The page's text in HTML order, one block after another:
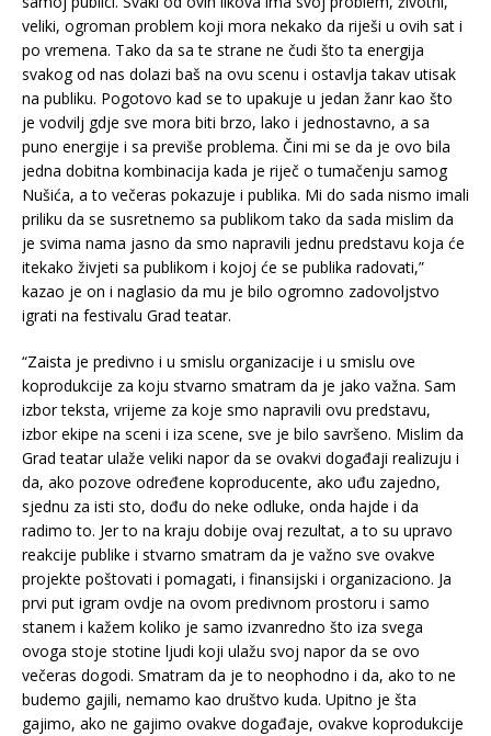
veliki, ogroman problem koji mora nekako da riješi u ovih sat i
po vremena. Tako da sa te strane ne čudi što ta energija
svakog od nas dolazi baš na ovu scenu i ostavlja takav utisak
na publiku. Pogotovo kad se to upakuje u jedan žanr kao što
je vodvilj gdje sve mora biti brzo, lako i jednostavno, a sa
puno energije i sa previše problema. Čini mi se da je ovo bila
jedna dobitna kombinacija kada je riječ o tumačenju samog
Nušića, a to večeras pokazuje i publika. Mi do sada nismo imali
priliku da se susretnemo sa publikom tako da sada mislim da
je svima nama jasno da smo napravili jednu predstavu koja će
itekako živjeti sa publikom i kojoj će se publika radovati,”
kazao je on i naglasio da mu je bilo ogromno zadovoljstvo
igrati na festivalu Grad teatar.
“Zaista je predivno i u smislu organizacije i u smislu ove
koprodukcije za koju stvarno smatram da je jako važna. Sam
izbor teksta, vrijeme za koje smo napravili ovu predstavu,
izbor ekipe na sceni i iza scene, sve je bilo savršeno. Mislim da
Grad teatar ulaže veliki napor da se ovakvi događaji realizuju i
da, ako pozove određene koproducente, ako uđu zajedno,
sjednu za isti sto, dođu do neke odluke, onda hajde i da
radimo to. Jer to na kraju dobije ovaj rezultat, a to su upravo
reakcije publike i stvarno smatram da je važno sve ovakve
projekte poštovati i pomagati, i finansijski i organizaciono. Ja
prvi put igram ovdje na ovom predivnom prostoru i samo
stanem i kažem koliko je samo izvanredno što iza svega
ovoga stoje stotine ljudi koji ulažu svoj napor da se ovo
večeras dogodi. Smatram da je to neophodno i da, ako to ne
budemo gajili, nemamo kao društvo kuda. Upitno je šta
gajimo, ako ne gajimo ovakve događaje, ovakve koprodukcije